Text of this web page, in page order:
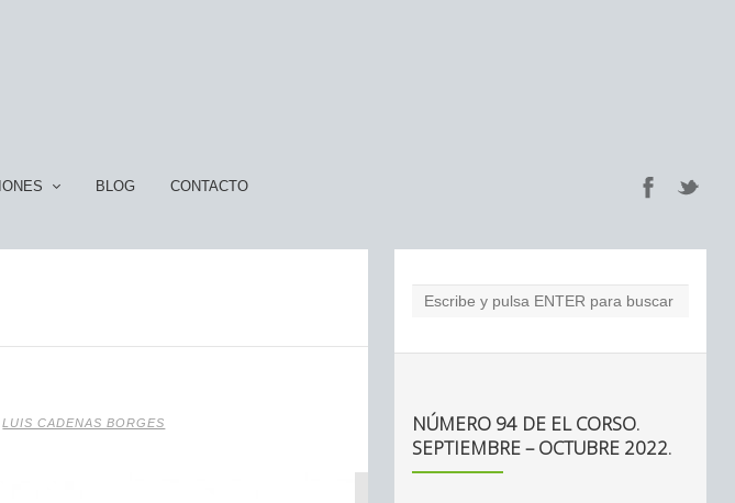
BLOG CONTACTO
LUIS CADENAS BORGES
NÚMERO 94 DE EL CORSO.
SEPTIEMBRE – OCTUBRE 2022.